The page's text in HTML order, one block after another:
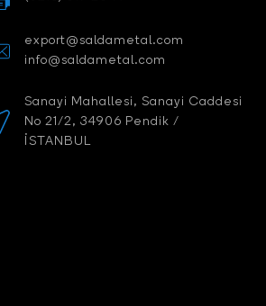
export@saldametal.com
info@saldametal.com
Sanayi Mahallesi, Sanayi Caddesi
No 21/2, 34906 Pendik /
İSTANBUL